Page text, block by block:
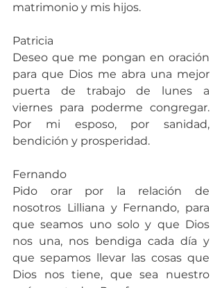
matrimonio y mis hijos.
Patricia
Deseo que me pongan en oración
para que Dios me abra una mejor
puerta de trabajo de lunes a
viernes para poderme congregar.
Por mi esposo, por sanidad,
bendición y prosperidad.
Fernando
Pido orar por la relación de
nosotros Lilliana y Fernando, para
que seamos uno solo y que Dios
nos una, nos bendiga cada día y
que sepamos llevar las cosas que
Dios nos tiene, que sea nuestro